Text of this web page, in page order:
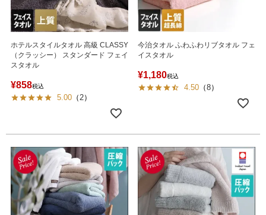
ホテルスタイルタオル 高級 CLASSY
（クラッシー） スタンダード フェイ
スタオル
¥858税込
5.00 （ 2）
今治タオル ふわふわリブタオル フェ
イスタオル
¥1,180税込
4.50 （8）